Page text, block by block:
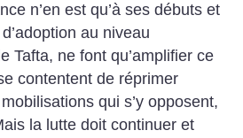
n’en est qu’à ses débuts et
au niveau
Tafta, ne font qu’amplifier ce
contentent de réprimer
qui s’y opposent,
la lutte doit continuer et